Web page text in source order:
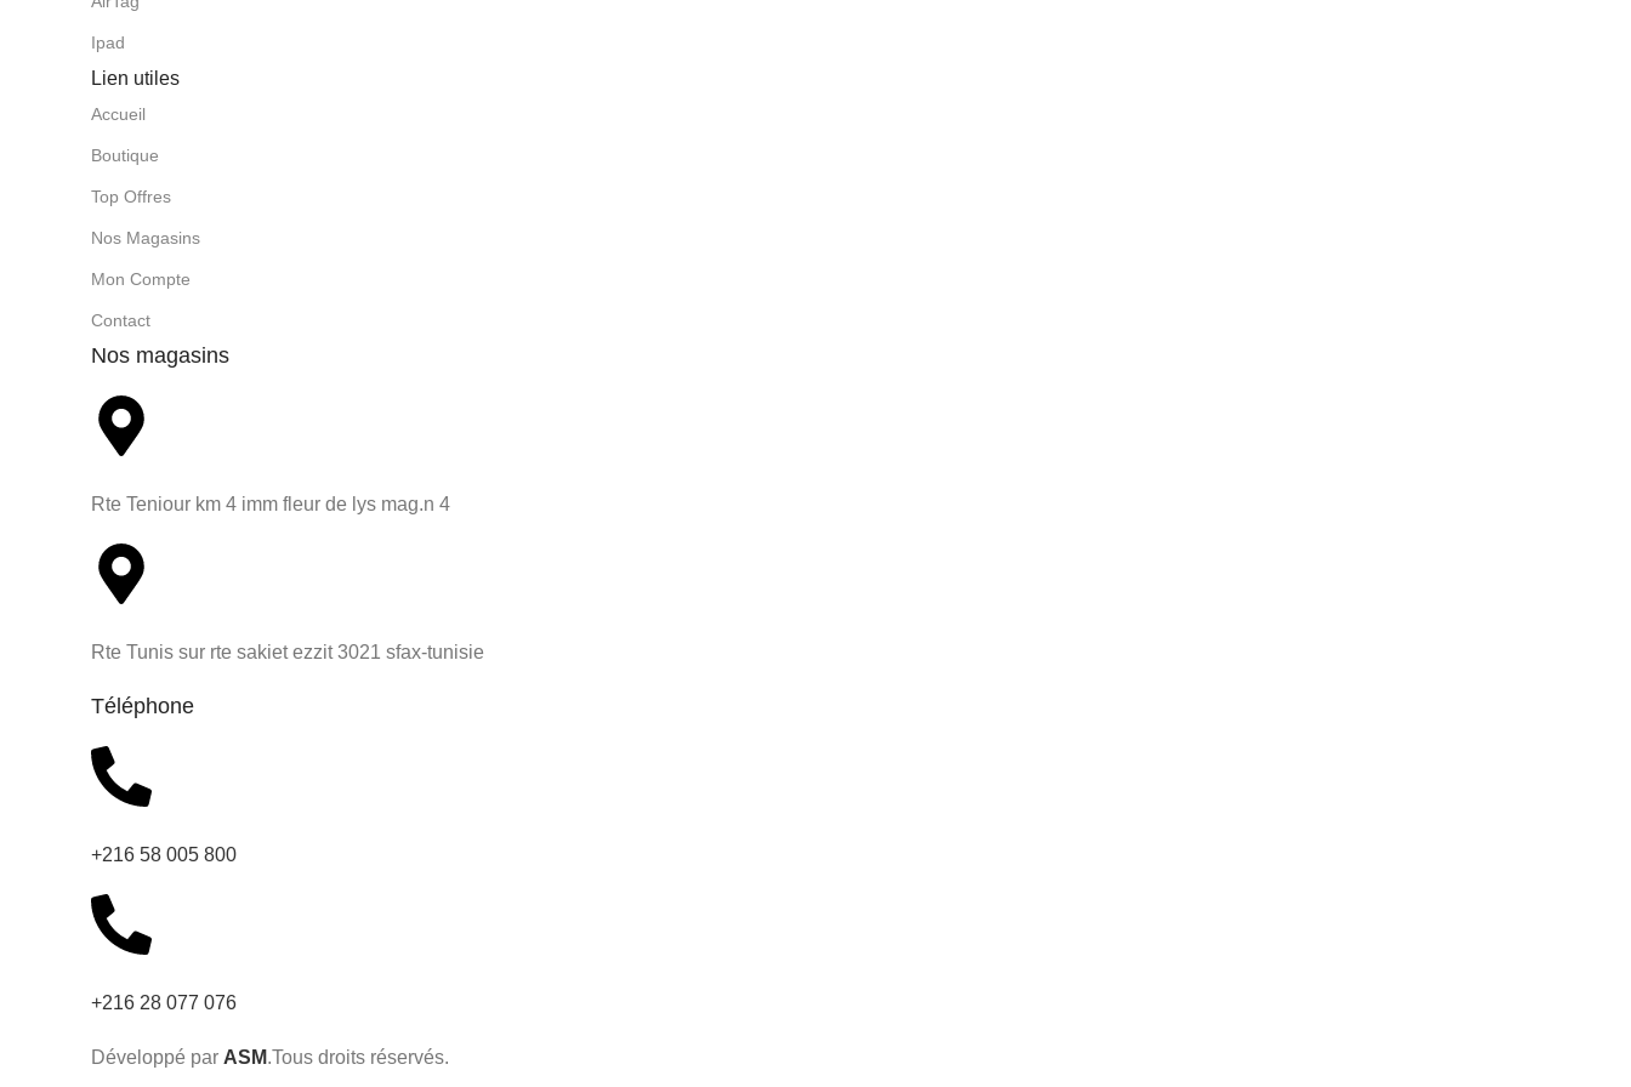
Ipad
Lien utiles
Accueil
Boutique
Top Offres
Nos Magasins
Mon Compte
Contact
Nos magasins
Rte Teniour km 4 imm fleur de lys mag.n 4
Rte Tunis sur rte sakiet ezzit 3021 sfax-tunisie
Téléphone
+216 58 005 800
+216 28 077 076
Développé par ASM.Tous droits réservés.